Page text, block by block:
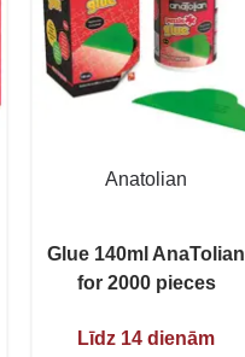
Anatolian
Glue 140ml AnaTolian
for 2000 pieces
Līdz 14 dienām